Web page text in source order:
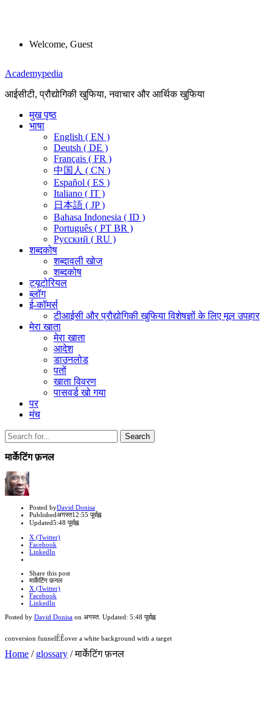
Welcome, Guest
Menu
Academypedia
आईसीटी, प्रौद्योगिकी खुफिया, नवाचार और आर्थिक खुफिया
मुख पृष्ठ
भाषा
English ( EN )
Deutsh ( DE )
Français ( FR )
中国人 ( CN )
Español ( ES )
Italiano ( IT )
日本語 ( JP )
Bahasa Indonesia ( ID )
Português ( PT BR )
Pусский ( RU )
शब्दकोष
शब्दावली खोज
शब्दकोष
ट्यूटोरियल
ब्लॉग
ई-कॉमर्स
टीआईसी और प्रौद्योगिकी खुफिया विशेषज्ञों के लिए मूल उपहार
मेरा खाता
मेरा खाता
आदेश
डाउनलोड
पतों
खाता विवरण
पासवर्ड खो गया
पर
मंच
Search
Search
for:
मार्केटिंग फ़नल
Author
Posted byDavid Donisa
Publishedअगस्त12:55 पूर्वाह्न
Updated5:48 पूर्वाह्न
X (Twitter)
Facebook
LinkedIn
post
Share this postClose
मार्केटिंग फ़नल
X (Twitter)
Facebook
LinkedIn
Posted by David Donisa on अगस्त. Updated: 5:48 पूर्वाह्न
conversion funnelÊÊover a white background with a target
Home / glossary /मार्केटिंग फ़नल